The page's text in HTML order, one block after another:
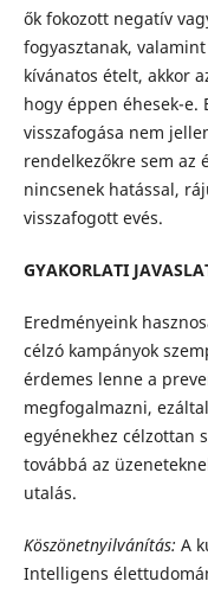
ők fokozott negatív
fogyasztanak,
kívánatos ételt, akkor
hogy éppen éhesek-e.
visszafogása nem
rendelkezőkre sem az
nincsenek hatással,
visszafogott evés.
GYAKORLATI
Eredményeink
célzó kampányok
érdemes lenne a
megfogalmazni,
egyénekhez célzottan
továbbá az
utalás.
Köszönetnyilvánítás: A
Intelligens